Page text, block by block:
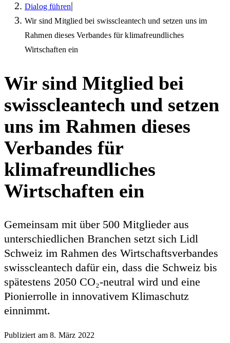
Dialog führen|
Wir sind Mitglied bei swisscleantech und setzen uns im
Rahmen dieses Verbandes für klimafreundliches
Wirtschaften ein
Wir sind Mitglied bei
swisscleantech und setzen
uns im Rahmen dieses
Verbandes für
klimafreundliches
Wirtschaften ein
Gemeinsam mit über 500 Mitglieder aus
unterschiedlichen Branchen setzt sich Lidl
Schweiz im Rahmen des Wirtschaftsverbandes
swisscleantech dafür ein, dass die Schweiz bis
spätestens 2050 CO₂-neutral wird und eine
Pionierrolle in innovativem Klimaschutz
einnimmt.
Publiziert am 8. März 2022